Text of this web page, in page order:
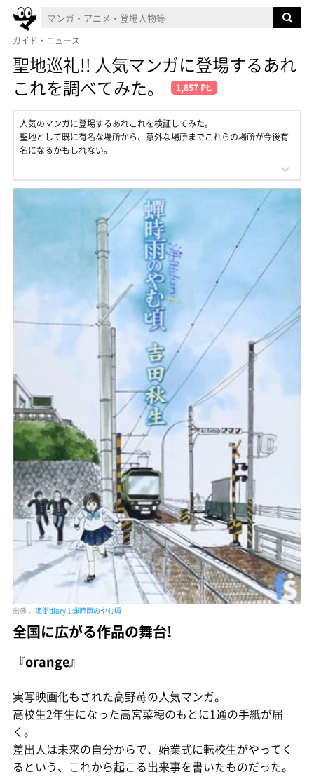
ガイド・ニュース
聖地巡礼!! 人気マンガに登場するあれ
これを調べてみた。
1,857 Pt.
人気のマンガに登場するあれこれを検証してみた。
聖地として既に有名な場所から、意外な場所までこれらの場所が今後有
名になるかもしれない。
出典： 海街diary 1 蝉時雨のやむ頃
全国に広がる作品の舞台!
『orange』
実写映画化もされた高野苺の人気マンガ。
高校生2年生になった高宮菜穂のもとに1通の手紙が届
く。
差出人は未来の自分からで、始業式に転校生がやってく
るという、これから起こる出来事を書いたものだった。